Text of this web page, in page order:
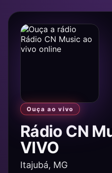
Ouça ao vivo
Rádio CN
VIVO
Itajubá, MG